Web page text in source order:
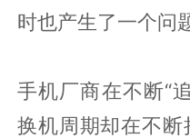
时也产生了一个问
手机厂商在不断“
换机周期却在不